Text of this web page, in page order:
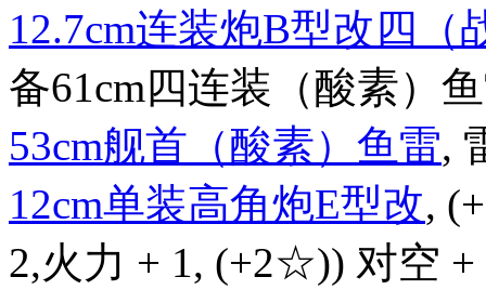
12.7cm连装炮B型改四（
备61cm四连装（酸素）
53cm舰首（酸素）鱼雷,
12cm单装高角炮E型改,
2,火力 + 1, (+2☆)) 对空 +